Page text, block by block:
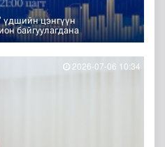
үдшийн цэнгүүн
байгуулагдана
2026-07-06 10:34